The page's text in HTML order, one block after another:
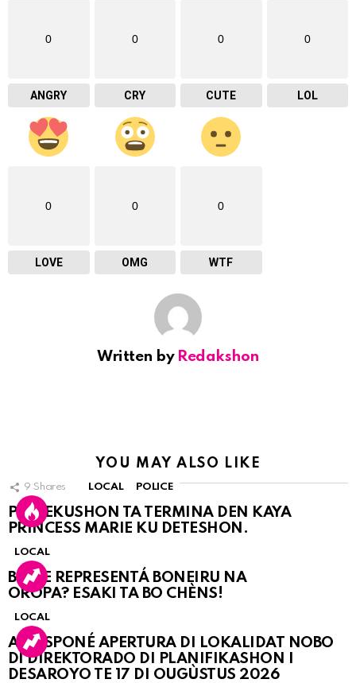
0
ANGRY
0
CRY
0
CUTE
0
LOL
0
LOVE
0
OMG
0
WTF
Written by Redakshon
YOU MAY ALSO LIKE
9 Shares LOCAL POLICE
PERSEKUSHON TA TERMINA DEN KAYA
PRINCESS MARIE KU DETESHON.
LOCAL
BO KE REPRESENTÁ BONEIRU NA
OROPA? ESAKI TA BO CHÈNS!
LOCAL
A POSPONÉ APERTURA DI LOKALIDAT NOBO
DI DIREKTORADO DI PLANIFIKASHON I
DESAROYO TE 17 DI OUGÙSTUS 2026